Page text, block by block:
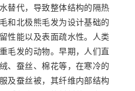
替代，导致整体结构的隔热
和北极熊毛发为设计基础的
性能以及表面疏水性。人类
毛发的动物。早期，人们直
、蚕丝、棉花等，在寒冷的
及蚕丝被，其纤维内部结构